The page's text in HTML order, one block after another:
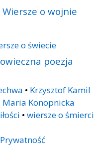
Wiersze o wojnie
o świecie
poezja
• Krzysztof Kamil
Maria Konopnicka
• wiersze o śmierci
Prywatność